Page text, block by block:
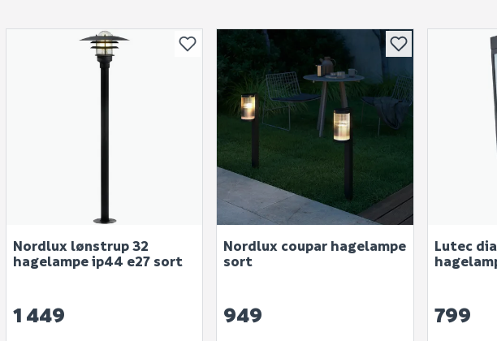
Nordlux lønstrup 32
hagelampe ip44 e27 sort
1 449
Nordlux coupar hagelampe
sort
949
Lutec
799